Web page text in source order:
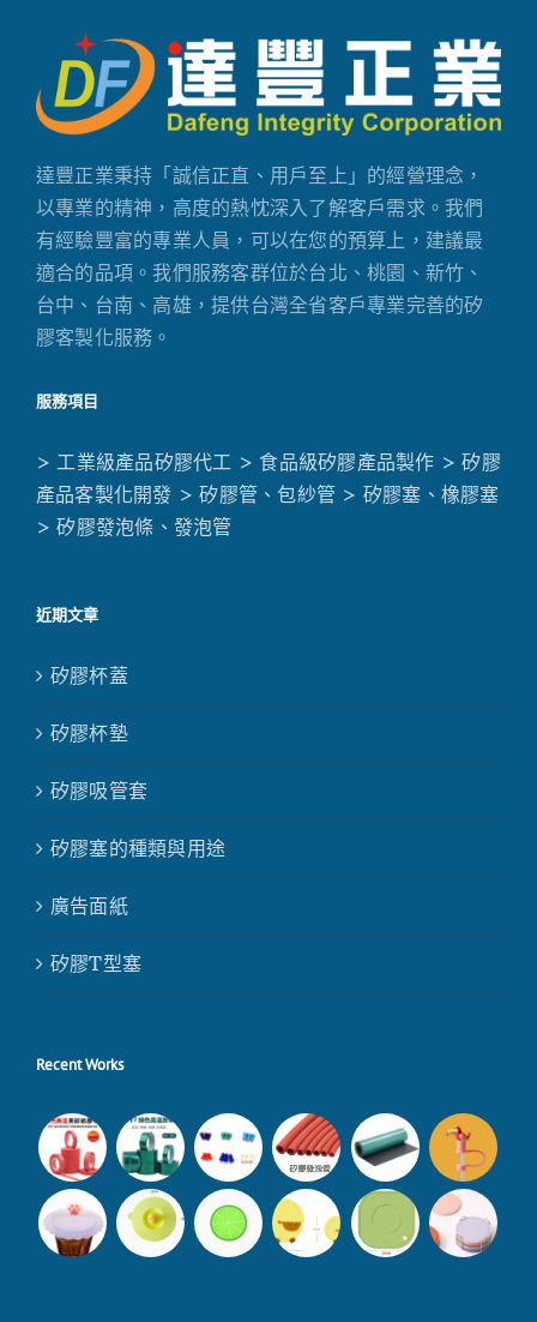
達豐正業秉持「誠信正直、用戶至上」的經營理念，
以專業的精神，高度的熱忱深入了解客戶需求。我們
有經驗豐富的專業人員，可以在您的預算上，建議最
適合的品項。我們服務客群位於台北、桃園、新竹、
台中、台南、高雄，提供台灣全省客戶專業完善的矽
膠客製化服務。
服務項目
> 工業級產品矽膠代工 > 食品級矽膠產品製作 > 矽膠
產品客製化開發 > 矽膠管、包紗管 > 矽膠塞、橡膠塞
> 矽膠發泡條、發泡管
近期文章
矽膠杯蓋
矽膠杯墊
矽膠吸管套
矽膠塞的種類與用途
廣告面紙
矽膠T型塞
Recent Works